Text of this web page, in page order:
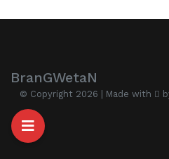
BranGWetaN
© Copyright 2026 | Made with